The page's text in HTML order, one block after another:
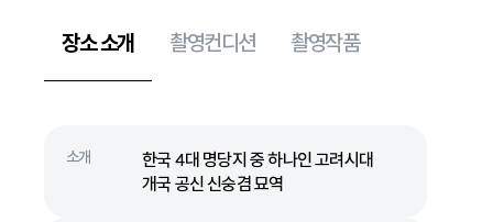
장소 소개 촬영컨디션 촬영작품
소개
한국 4대 명당지 중 하나인 고려시대
개국 공신 신숭겸 묘역